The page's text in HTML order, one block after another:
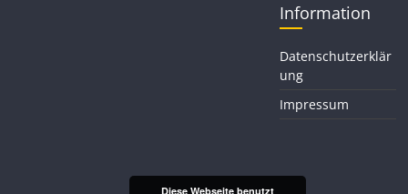
Information
Datenschutzerklär
ung
Impressum
Diese Webseite benutzt